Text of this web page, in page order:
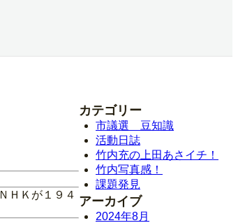
ＨＫが１９４
カテゴリー
市議選 豆知識
活動日誌
竹内充の上田あさイチ！
竹内写真感！
課題発見
アーカイブ
2024年8月